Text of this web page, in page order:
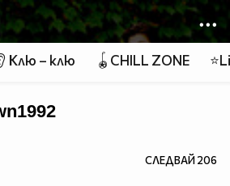
Клю – клю 🪀CHILL ZONE
СЛЕДВАЙ206